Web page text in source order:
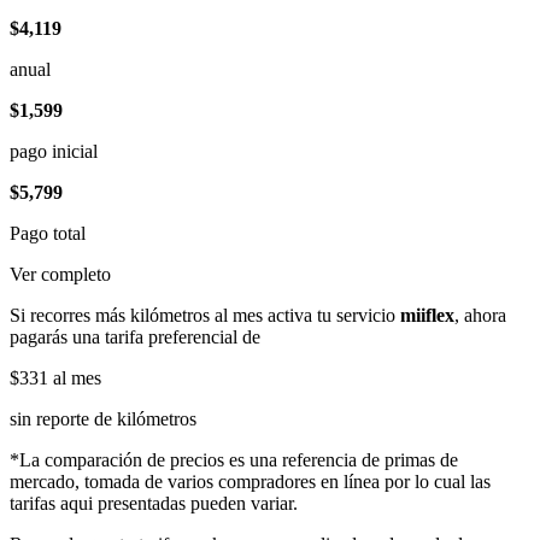
$4,119
anual
$1,599
pago inicial
$5,799
Pago total
Ver completo
Si recorres más kilómetros al mes activa tu servicio miiflex, ahora
pagarás una tarifa preferencial de
$331 al mes
sin reporte de kilómetros
*La comparación de precios es una referencia de primas de
mercado, tomada de varios compradores en línea por lo cual las
tarifas aqui presentadas pueden variar.